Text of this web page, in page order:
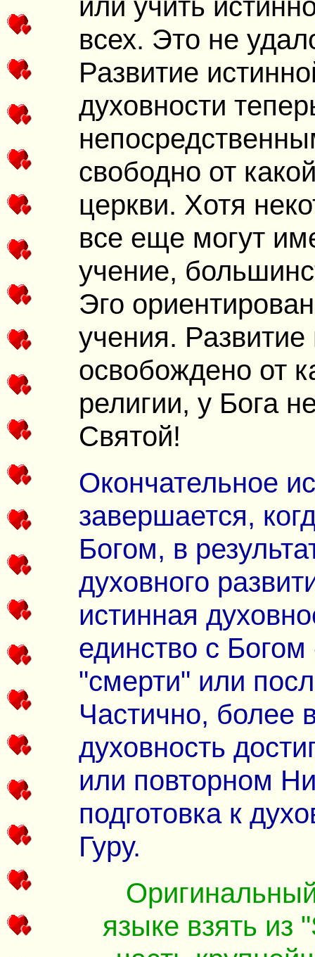
или учить
всех. Это нe
Развитие
духовности
свободно от
церкви. Хотя
все еще могут
учение,
Эго
учения. Развитие
освобождено от
религии, у Бога
Святой!
Окончательное
завершается,
Богом, в
духовного
истинная
единство с
"смерти" или
Частично, более
духовность
или повторном
подготовка к
Гуру.
языке взять из